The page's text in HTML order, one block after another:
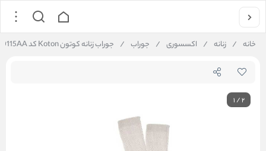
خانه / زنانه / اکسسوری / جوراب / جوراب زنانه کوتون Koton کد 6WAK80115AA
1/2